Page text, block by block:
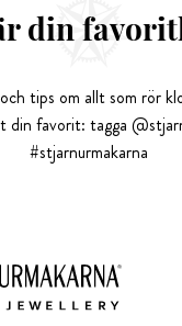
din
tips om allt som rör
din favorit: tagga
#stjarnurmakarna